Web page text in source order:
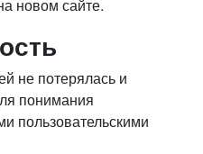
новом сайте.
не потерялась и
понимания
пользовательскими